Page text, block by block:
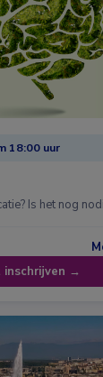
18:00 uur
Is het nog
inschrijven →